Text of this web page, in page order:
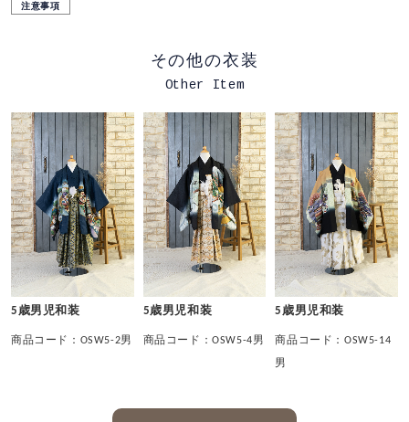
注意事項
その他の衣装
Other Item
5歳男児和装
商品コード：OSW5-2男
5歳男児和装
商品コード：OSW5-4男
5歳男児和装
商品コード：OSW5-14
男